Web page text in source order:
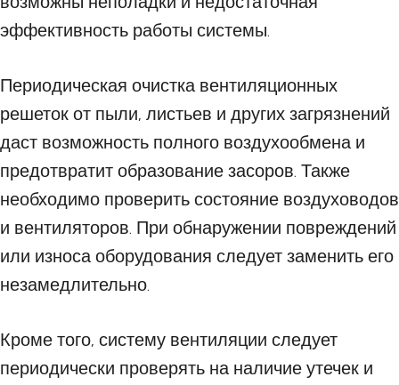
эффективность работы системы.
Периодическая очистка вентиляционных
решеток от пыли, листьев и других загрязнений
даст возможность полного воздухообмена и
предотвратит образование засоров. Также
необходимо проверить состояние воздуховодов
и вентиляторов. При обнаружении повреждений
или износа оборудования следует заменить его
незамедлительно.
Кроме того, систему вентиляции следует
периодически проверять на наличие утечек и